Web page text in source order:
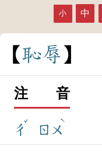
小 中
恥辱
注 音
ㄔ
ˇ
ㄖㄨ
ˋ